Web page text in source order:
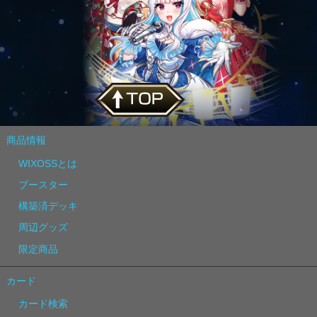
商品情報
WIXOSSとは
ブースター
構築済デッキ
周辺グッズ
限定商品
カード
カード検索